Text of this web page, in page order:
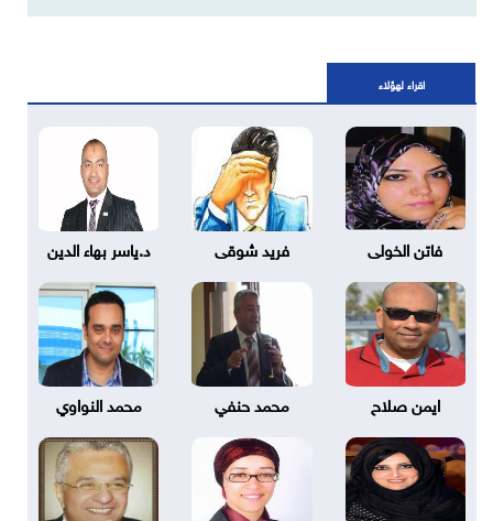
اقراء لهؤلاء
فاتن الخولى فريد شوقى د.ياسر بهاء الدين
ايمن صلاح محمد حنفي محمد النواوي